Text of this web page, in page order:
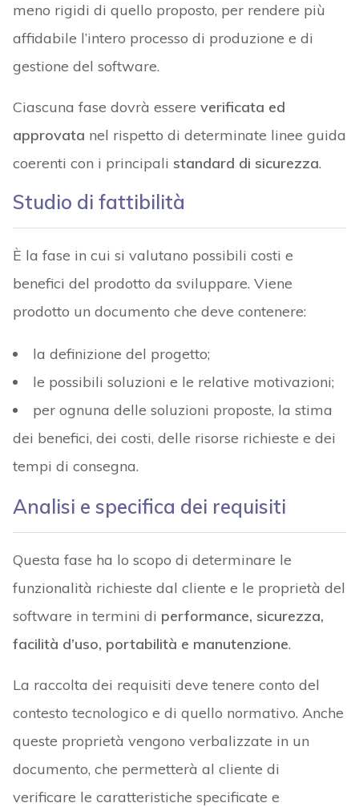
meno rigidi di quello proposto, per rendere più
affidabile l’intero processo di produzione e di
gestione del software.
Ciascuna fase dovrà essere verificata ed
approvata nel rispetto di determinate linee guida
coerenti con i principali standard di sicurezza.
Studio di fattibilità
È la fase in cui si valutano possibili costi e
benefici del prodotto da sviluppare. Viene
prodotto un documento che deve contenere:
la definizione del progetto;
le possibili soluzioni e le relative motivazioni;
per ognuna delle soluzioni proposte, la stima
dei benefici, dei costi, delle risorse richieste e dei
tempi di consegna.
Analisi e specifica dei requisiti
Questa fase ha lo scopo di determinare le
funzionalità richieste dal cliente e le proprietà del
software in termini di performance, sicurezza,
facilità d’uso, portabilità e manutenzione.
La raccolta dei requisiti deve tenere conto del
contesto tecnologico e di quello normativo. Anche
queste proprietà vengono verbalizzate in un
documento, che permetterà al cliente di
verificare le caratteristiche specificate e